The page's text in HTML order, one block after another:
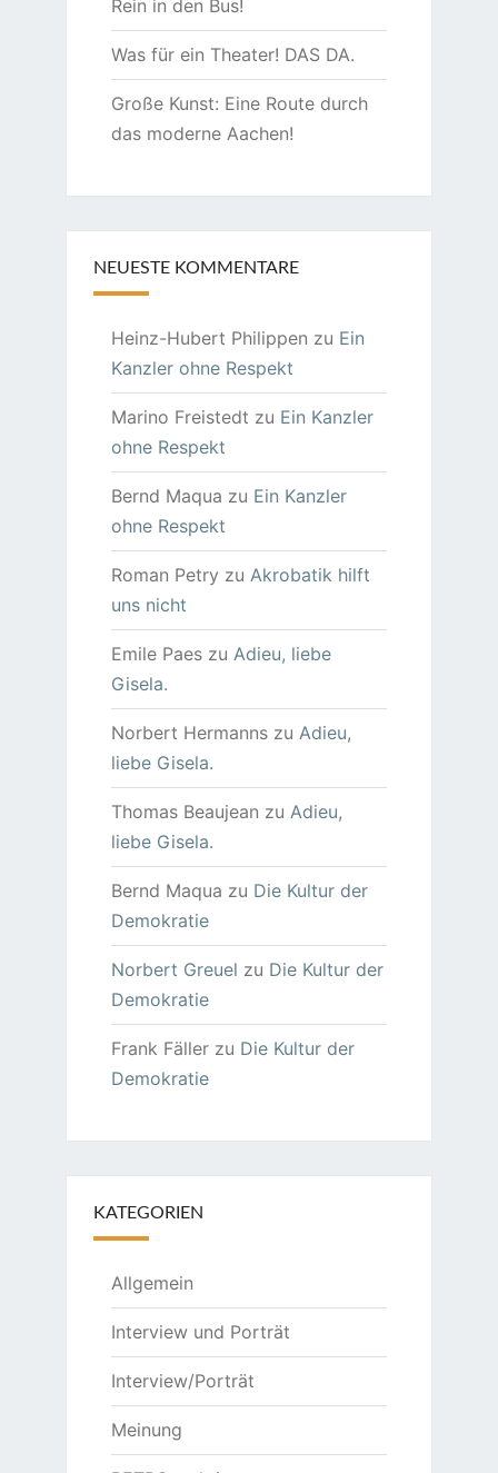
Rein in den Bus!
Was für ein Theater! DAS DA.
Große Kunst: Eine Route durch
das moderne Aachen!
NEUESTE KOMMENTARE
Heinz-Hubert Philippen zu Ein
Kanzler ohne Respekt
Marino Freistedt zu Ein Kanzler
ohne Respekt
Bernd Maqua zu Ein Kanzler
ohne Respekt
Roman Petry zu Akrobatik hilft
uns nicht
Emile Paeszu Adieu, liebe
Gisela.
Norbert Hermannszu Adieu,
liebe Gisela.
Thomas Beaujean zu Adieu,
liebe Gisela.
Bernd Maqua zu Die Kultur der
Demokratie
Norbert Greuel zu Die Kultur der
Demokratie
Frank Fällerzu Die Kultur der
Demokratie
KATEGORIEN
Allgemein
Interview und Porträt
Interview/Porträt
Meinung